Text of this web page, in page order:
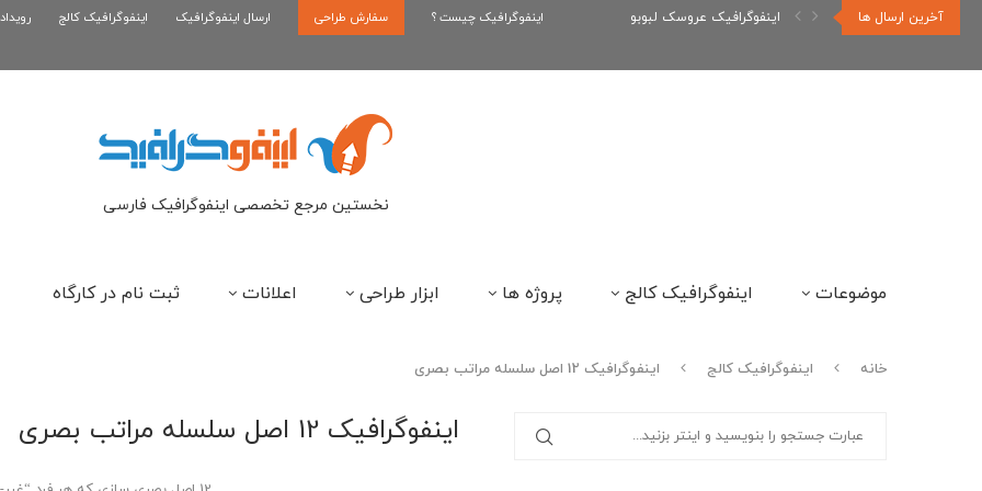
آخرین ارسال ها اینفوگرافیک رپر های فارسی نسل... اینفوگرافیک بازی کلش رویال اینفوگرافیک چیست ؟ سفارش طراحی ارسال اینفوگرافیک اینفوگرافیک کالج
نخستین مرجع تخصصی اینفوگرافیک فارسی
موضوعات اینفوگرافیک کالج پروژه ها ابزار طراحی اعلانات ثبت نام در کارگاه
خانه اینفوگرافیک کالج اینفوگرافیک 12 اصل سلسله مراتب بصری
اینفوگرافیک 12 اصل سلسله مراتب بصری